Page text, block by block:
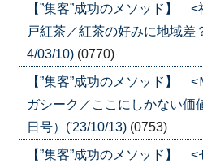
【”集客”成功のメソッド】
戸紅茶／紅茶の好みに地域差
4/03/10) (0770)
【”集客”成功のメソッド】
ガシーク／ここにしかない価
日号）('23/10/13) (0753)
【”集客”成功のメソッド】